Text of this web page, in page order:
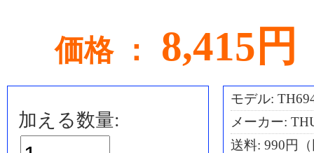
価格 ： 8,415円
モデル:
メーカー:
送料: 990円
加える数量: